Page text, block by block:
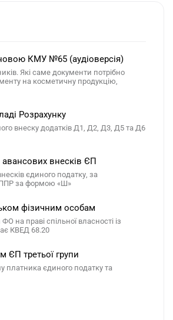
КМУ №65 (аудіоверсія)
Які саме документи потрібно
на косметичну продукцію,
Розрахунку
внеску додатків Д1, Д2, Д3, Д5 та Д6
авансових внесків ЄП
єдиного податку, за
ППР за формою «Ш»
фізичним особам
праві спільної власності із
КВЕД 68.20
ЄП третьої групи
платника єдиного податку та